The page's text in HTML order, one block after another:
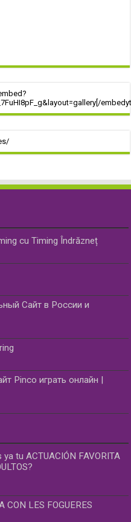
cu Timing Îndrăzneț
Сайт в России и
Pinco играть онлайн |
tu ACTUACIÓN FAVORITA
CON LES FOGUERES